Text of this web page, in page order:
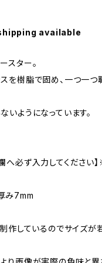
available
スター。
を樹脂で固め、一つ一
いようになっています。
へ必ず入力してください
み7mm
作しているのでサイズが